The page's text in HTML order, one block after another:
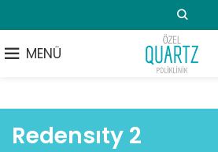
MENÜ
Redensıty 2